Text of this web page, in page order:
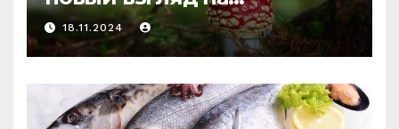
психоделику
18.11.2024